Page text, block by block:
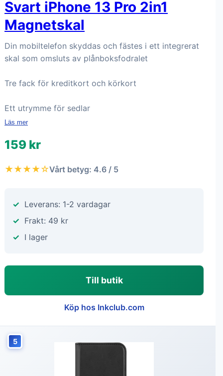
Svart iPhone 13 Pro 2in1
Magnetskal
Din mobiltelefon skyddas och fästes i ett integrerat
skal som omsluts av plånboksfodralet
Tre fack för kreditkort och körkort
Ett utrymme för sedlar
Läs mer
159 kr
★★★★☆Vårt betyg: 4.6 / 5
Leverans: 1-2 vardagar
Frakt: 49 kr
I lager
Till butik
Köp hos Inkclub.com
5